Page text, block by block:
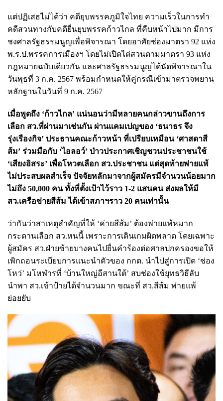
แต่ปฏิเสธไม่ได้ว่า คดียุบพรรคภูมิใจไทย ความเร็วในการทำ
คดีสวนทางกับคดียื่นยุบพรรคก้าวไกล ที่คืบหน้าไปมาก มีการ
ชงศาลรัฐธรรมนูญเพื่อพิจารณา โดยอาศัยช่องมาตรา 92 แห่ง
พ.ร.ป.พรรคการเมืองฯ โดยไม่เปิดไต่สวนตามมาตรา 93 แห่ง
กฎหมายฉบับเดียวกัน และศาลรัฐธรรมนูญได้นัดพิจารณาใน
วันพุธที่ 3 ก.ค. 2567 พร้อมกำหนดให้คู่กรณีเข้ามาตรวจพยาน
หลักฐานในวันที่ 9 ก.ค. 2567
เมื่อพูดถึง ‘ก้าวไกล’ แน่นอนว่ามีหลายคนกล่าวขานถึงการ
เลือก สว.ที่ผ่านมาเช่นกัน ผ่านแคมเปญของ ‘ธนาธร จึง
รุ่งเรืองกิจ’ ประธานคณะก้าวหน้า ที่เปรียบเหมือน ‘ศาสดาสี
ส้ม’ ร่วมมือกับ ‘ไอลอว์’ ป่าวประกาศเชิญชวนประชาชนใช้
‘เสียงอิสระ’ เพื่อโหวตเลือก สว.ประชาชน แต่สุดท้ายพ่ายแพ้
ไม่ประสบผลสำเร็จ ปัจจัยหลักมาจากผู้สมัครมีจำนวนน้อยมาก
ไม่ถึง 50,000 คน ทั้งที่ตั้งเป้าไว้ราว 1-2 แสนคน ส่งผลให้มี
สว.เครือข่ายสีส้ม ได้เข้าสภาฯราว 20 คนเท่านั้น
ว่ากันว่าสาเหตุสำคัญที่ให้ ‘ค่ายสีส้ม’ ต้องพ่ายแพ้หมาก
กระดานเลือก สว.หนนี้ เพราะการเดินเกมผิดพลาด โดยเฉพาะ
ผู้สมัคร สว.ฝ่ายซ้ายบางคนไปยื่นคำร้องต่อศาลปกครองขอให้
เพิกถอนระเบียบการแนะนำตัวของ กกต. นำไปสู่การเปิด ‘ช่อง
โหว่’ มโหฬารที่ ‘บ้านใหญ่อีสานใต้’ สบช่องใช้ยุทธวิธีลับ
นำพา สว.เข้าป้ายได้จำนวนมาก ขณะที่ สว.สีส้ม พ่ายแพ้
ย่อยยับ